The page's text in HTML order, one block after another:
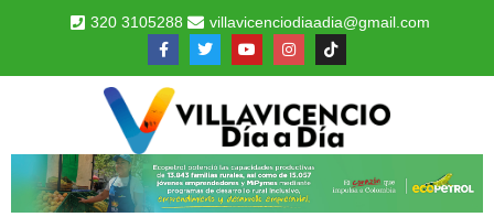
320 3105288 villavicenciodiaadia@gmail.com